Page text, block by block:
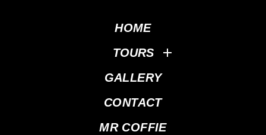
HOME
TOURS
GALLERY
CONTACT
MR COFFIE